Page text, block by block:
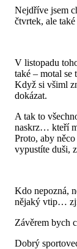
Nejdříve jsem
čtvrtek, ale
V listopadu
také – motal
Když si všiml
dokázat.
A tak to
naskrz… kteří
Proto, aby
vypustíte duši,
Kdo nepozná,
nějaký vtip…
Závěrem bych
Dobrý